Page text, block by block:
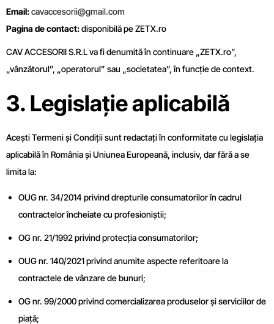
Email:cavaccesorii@gmail.com
Pagina de contact:disponibilă pe ZETX.ro
CAV ACCESORII S.R.L va fi denumită în continuare „ZETX.ro”,
„vânzătorul”, „operatorul” sau „societatea”, în funcție de context.
3. Legislație aplicabilă
Acești Termeni și Condiții sunt redactați în conformitate cu legislația
aplicabilă în România și Uniunea Europeană, inclusiv, dar fără a se
limita la:
OUG nr. 34/2014 privind drepturile consumatorilor în cadrul
contractelor încheiate cu profesioniștii;
OG nr. 21/1992 privind protecția consumatorilor;
OUG nr. 140/2021 privind anumite aspecte referitoare la
contractele de vânzare de bunuri;
OG nr. 99/2000 privind comercializarea produselor și serviciilor de
piață;